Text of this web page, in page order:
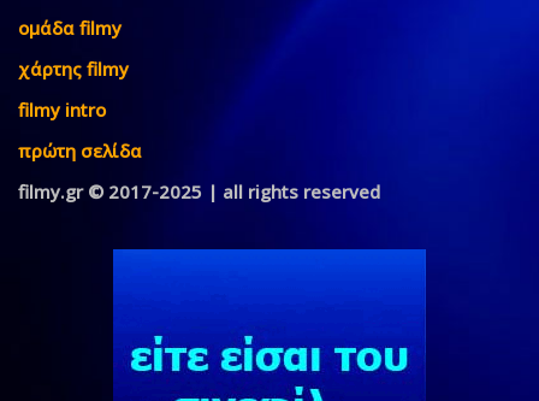
ομάδα filmy
χάρτης filmy
filmy intro
πρώτη σελίδα
filmy.gr © 2017-2025 | all rights reserved